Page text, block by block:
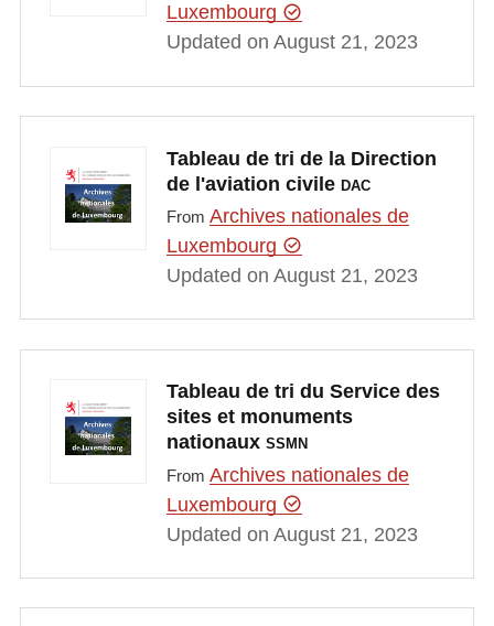
Luxembourg
Updated on August 21, 2023
Tableau de tri de la Direction
de l'aviation civile DAC
From Archives nationales de
Luxembourg
Updated on August 21, 2023
Tableau de tri du Service des
sites et monuments
nationaux SSMN
From Archives nationales de
Luxembourg
Updated on August 21, 2023